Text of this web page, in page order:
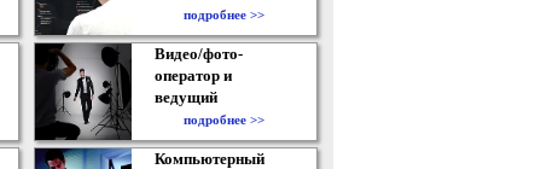
подробнее >>
Видео/фото-
оператор и
ведущий
подробнее >>
Компьютерный